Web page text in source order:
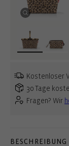
Kostenloser
30 Tage
Fragen? Wir
BESCHREIBUNG